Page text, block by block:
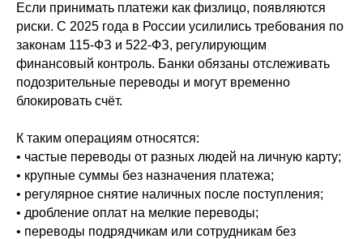
Если принимать платежи как физлицо, появляются
риски. С 2025 года в России усилились требования по
законам 115-ФЗ и 522-ФЗ, регулирующим
финансовый контроль. Банки обязаны отслеживать
подозрительные переводы и могут временно
блокировать счёт.
К таким операциям относятся:
• частые переводы от разных людей на личную карту;
• крупные суммы без назначения платежа;
• регулярное снятие наличных после поступления;
• дробление оплат на мелкие переводы;
• переводы подрядчикам или сотрудникам без